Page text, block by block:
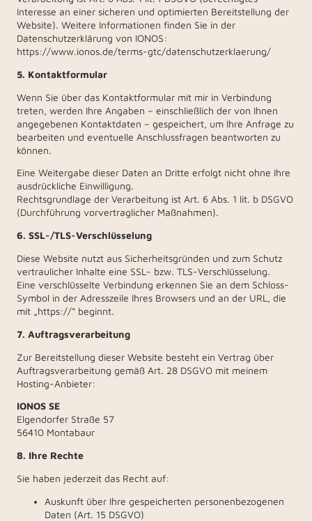
Interesse an einer sicheren und optimierten Bereitstellung der
Website). Weitere Informationen finden Sie in der
Datenschutzerklärung von IONOS:
https://www.ionos.de/terms-gtc/datenschutzerklaerung/
5. Kontaktformular
Wenn Sie über das Kontaktformular mit mir in Verbindung
treten, werden Ihre Angaben – einschließlich der von Ihnen
angegebenen Kontaktdaten – gespeichert, um Ihre Anfrage zu
bearbeiten und eventuelle Anschlussfragen beantworten zu
können.
Eine Weitergabe dieser Daten an Dritte erfolgt nicht ohne Ihre
ausdrückliche Einwilligung.
Rechtsgrundlage der Verarbeitung ist Art. 6 Abs. 1 lit. b DSGVO
(Durchführung vorvertraglicher Maßnahmen).
6. SSL-/TLS-Verschlüsselung
Diese Website nutzt aus Sicherheitsgründen und zum Schutz
vertraulicher Inhalte eine SSL- bzw. TLS-Verschlüsselung.
Eine verschlüsselte Verbindung erkennen Sie an dem Schloss-
Symbol in der Adresszeile Ihres Browsers und an der URL, die
mit „https://“ beginnt.
7. Auftragsverarbeitung
Zur Bereitstellung dieser Website besteht ein Vertrag über
Auftragsverarbeitung gemäß Art. 28 DSGVO mit meinem
Hosting-Anbieter:
IONOS SE
Elgendorfer Straße 57
56410 Montabaur
8. Ihre Rechte
Sie haben jederzeit das Recht auf:
Auskunft über Ihre gespeicherten personenbezogenen
Daten (Art. 15 DSGVO)